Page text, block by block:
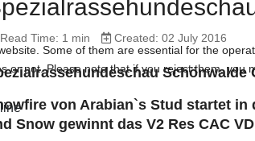
Read Time: 1 min Created: 02 July 2016
von Arabian`s Stud startet
Snow gewinnt das V2 Res CAC
Some of them are essential for the
or not. Please note that if you reject them, you